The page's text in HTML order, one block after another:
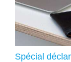
Spécial